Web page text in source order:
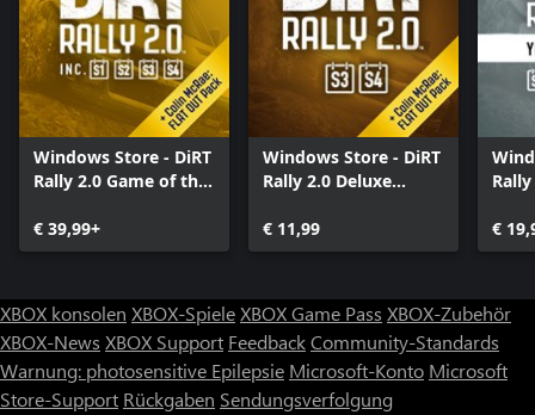
Windows Store - DiRT
Rally 2.0 Game of the
€ 39,99+
Windows Store - DiRT
Rally 2.0 Deluxe
(Seasons 3 and 4)
€ 11,99
€
XBOX konsolen XBOX-SpieleXBOX Game Pass XBOX-Zubehör
XBOX-News XBOX Support FeedbackCommunity-Standards
Warnung: photosensitive Epilepsie Microsoft-Konto Microsoft
Store-Support Rückgaben Sendungsverfolgung